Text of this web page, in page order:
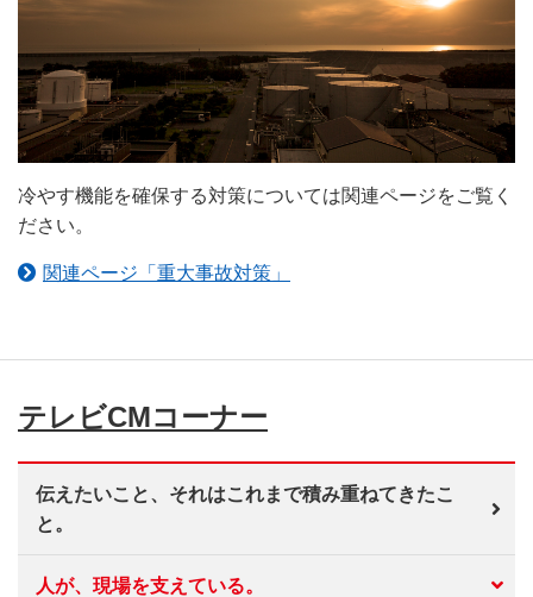
冷やす機能を確保する対策については関連ページをご覧く
ださい。
関連ページ「重大事故対策」
テレビCMコーナー
伝えたいこと、それはこれまで積み重ねてきたこ
と。
人が、現場を支えている。